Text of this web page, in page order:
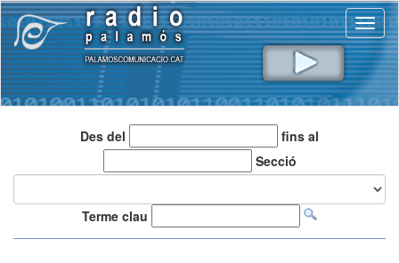
Des del
fins al
Secció
Terme clau